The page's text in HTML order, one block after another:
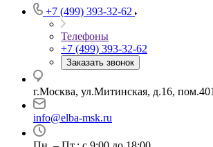
+7 (499) 393-32-62
Телефоны
+7 (499) 393-32-62
Заказать звонок
г.Москва, ул.Митинская, д.16, пом.401
info@elba-msk.ru